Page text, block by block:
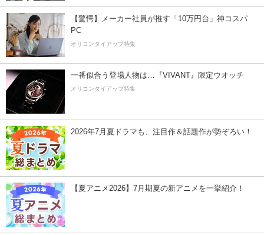
【驚愕】メーカー社員が推す「10万円台」神コスパ
PC
オリコンタイアップ特集
一番似合う登場人物は…『VIVANT』限定ウオッチ
オリコンタイアップ特集
2026年7月夏ドラマも、注目作＆話題作が勢ぞろい！
【夏アニメ2026】7月期夏の新アニメを一挙紹介！